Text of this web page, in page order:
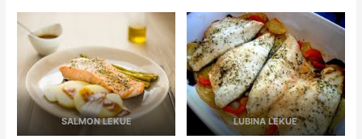
SALMON LEKUE LUBINA LEKUE